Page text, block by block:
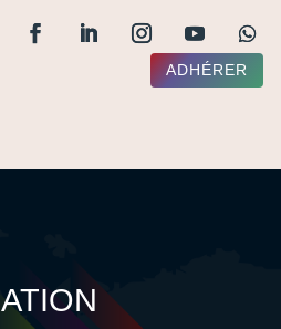
ADHÉRER